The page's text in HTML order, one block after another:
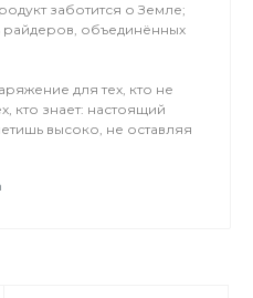
заботится о Земле;
райдеров, объединённых
для тех, кто не
кто знает: настоящий
высоко, не оставляя